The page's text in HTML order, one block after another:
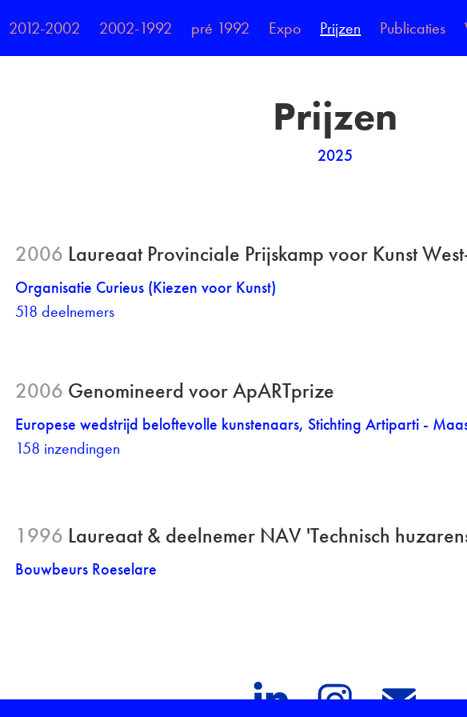
2012-2002 2002-1992 pré 1992 Expo Prijzen Publicaties
Prijzen
2025
2006 Laureaat Provinciale Prijskamp voor Kunst
Organisatie Curieus (Kiezen voor Kunst)
518 deelnemers
2006 Genomineerd voor ApARTprize
Europese wedstrijd beloftevolle kunstenaars, Stichting Artiparti -
158 inzendingen
1996 Laureaat & deelnemer NAV 'Technisch
Bouwbeurs Roeselare